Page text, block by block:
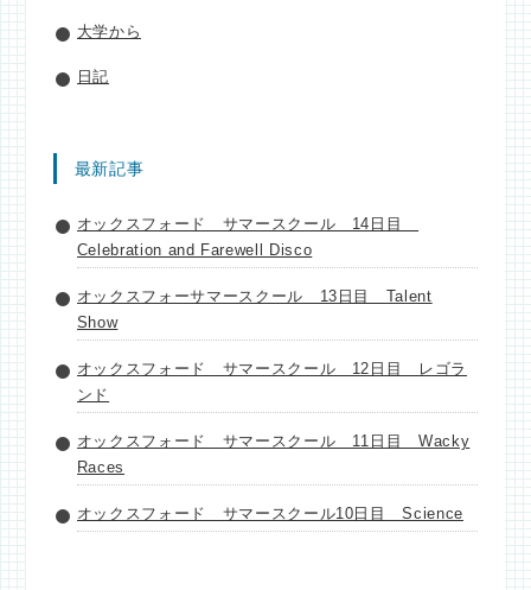
大学から
日記
最新記事
オックスフォード サマースクール 14日目
Celebration and Farewell Disco
オックスフォーサマースクール 13日目 Talent
Show
オックスフォード サマースクール 12日目 レゴラ
ンド
オックスフォード サマースクール 11日目 Wacky
Races
オックスフォード サマースクール10日目 Science